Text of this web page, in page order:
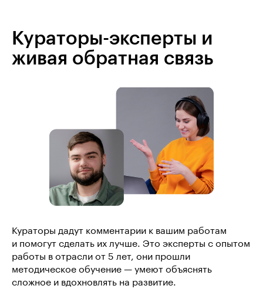
Кураторы-эксперты и
живая обратная связь
Кураторы дадут комментарии к вашим работам
и помогут сделать их лучше. Это эксперты с опытом
работы в отрасли от 5 лет, они прошли
методическое обучение — умеют объяснять
сложное и вдохновлять на развитие.